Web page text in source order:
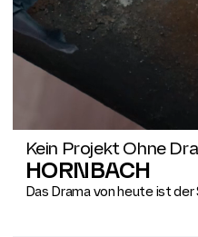
Kein Projekt Ohne
HORNBACH
Das Drama von heute ist